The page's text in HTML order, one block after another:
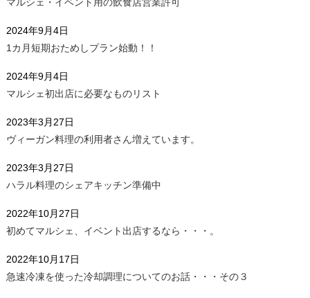
1カ月短期おためしプラン始動！！
2024年9月4日
マルシェ初出店に必要なものリスト
2024年9月4日
ヴィーガン料理の利用者さん増えています。
2023年3月27日
ハラル料理のシェアキッチン準備中
2023年3月27日
初めてマルシェ、イベント出店するなら・・・。
2022年10月27日
急速冷凍を使った冷却調理についてのお話・・・その３
2022年10月17日